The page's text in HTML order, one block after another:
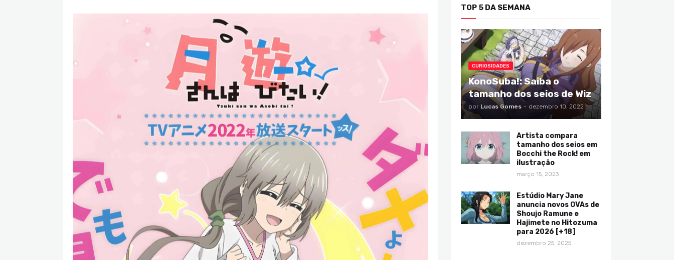
TOP 5 DA SEMANA
CURIOSIDADES
KonoSuba!: Saiba o
tamanho dos seios de Wiz
por Lucas Gomes - dezembro 10, 2022
Artista compara
tamanho dos seios em
Bocchi the Rock! em
ilustração
março 15, 2023
Estúdio Mary Jane
anuncia novos OVAs de
Shoujo Ramune e
Hajimete no Hitozuma
para 2026 [+18]
dezembro 25, 2025